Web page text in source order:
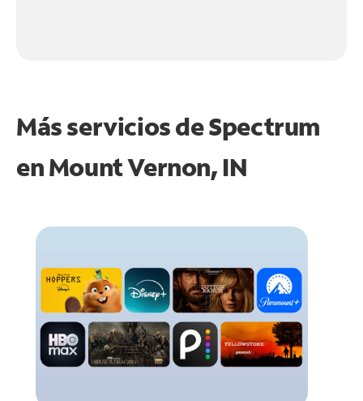
Más servicios de Spectrum
enMount Vernon, IN